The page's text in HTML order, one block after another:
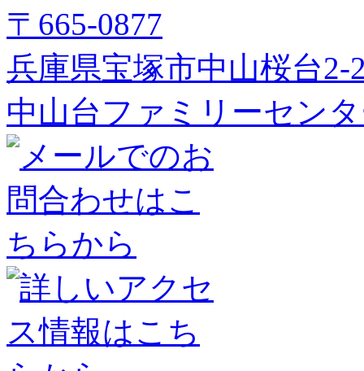
〒665-0877
兵庫県宝塚市中山桜台2-
中山台ファミリーセン